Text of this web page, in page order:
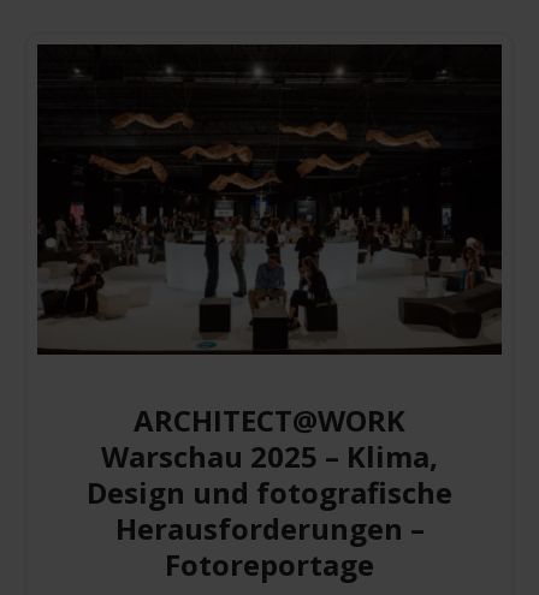
ARCHITECT@WORK
Warschau 2025 – Klima,
Design und fotografische
Herausforderungen –
Fotoreportage